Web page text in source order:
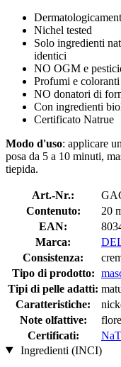
Nichel tested
Solo ingredienti
identici
NO OGM e
Profumi e
NO donatori di
Con ingredienti
Certificato Natrue
Modo d'uso: applicare
posa da 5 a 10 minuti,
tiepida.
Art.-Nr.:
Contenuto:
20
EAN:
Marca:
Consistenza:
Tipo di prodotto:
Tipi di pelle adatti:
Caratteristiche:
Note olfattive:
Certificati:
Ingredienti (INCI)